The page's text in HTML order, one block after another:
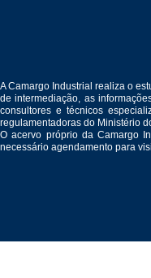
A Camargo Industrial realiza o
de intermediação, as
consultores e técnicos
regulamentadoras do Ministério
O acervo próprio da Camargo
necessário agendamento para